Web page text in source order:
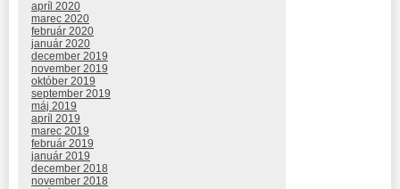
apríl 2020
marec 2020
február 2020
január 2020
december 2019
november 2019
október 2019
september 2019
máj 2019
apríl 2019
marec 2019
február 2019
január 2019
december 2018
november 2018